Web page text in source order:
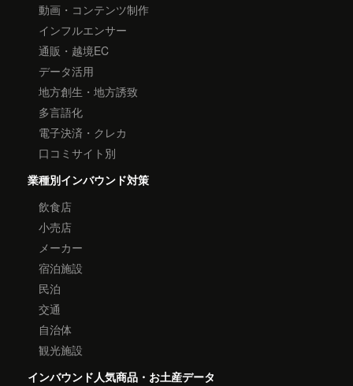
動画・コンテンツ制作
インフルエンサー
通販・越境EC
データ活用
地方創生・地方誘致
多言語化
電子決済・クレカ
口コミサイト別
業種別インバウンド対策
飲食店
小売店
メーカー
宿泊施設
民泊
交通
自治体
観光施設
インバウンド人気商品・お土産データ